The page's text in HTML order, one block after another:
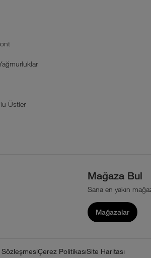
Üstler
Mağaza Bul
Sana en yakın
Mağazalar
Çerez PolitikasıSite Haritası